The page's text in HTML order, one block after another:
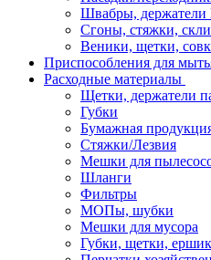
Швабры,
Сгоны, стяжки,
Веники, щетки,
Приспособления для
Расходные материалы
Щетки, держатели
Губки
Бумажная
Стяжки/Лезвия
Мешки для
Шланги
Фильтры
МОПы, шубки
Мешки для мусора
Губки, щетки,